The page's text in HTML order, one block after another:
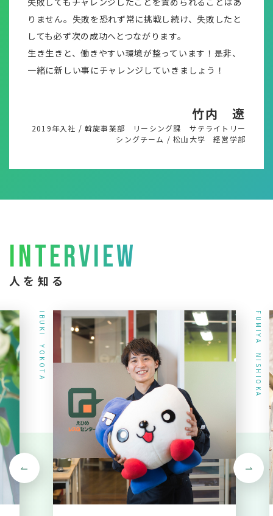
りません。失敗を恐れず常に挑戦し続け、失敗したと
しても必ず次の成功へとつながります。
生き生きと、働きやすい環境が整っています！是非、
一緒に新しい事にチャレンジしていきましょう！
竹内 遼
2019年入社 / 斡旋事業部 リーシング課 サテライトリー
シングチーム /松山大学 経営学部
INTERVIEW
人を知る
IBUKI YOKOTA FUMIYA NISHIOKA